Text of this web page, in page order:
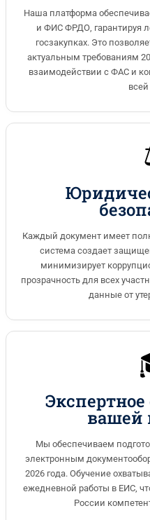
Наша платформа
и ФИС ФРДО, гарантируя
госзакупках. Это
актуальным требованиям
взаимодействии с ФАС и
Каждый документ имеет
система создает
минимизирует
прозрачность для всех
данные от
вашей
Мы обеспечиваем
электронным
2026 года. Обучение
ежедневной работы в ЕИС,
России